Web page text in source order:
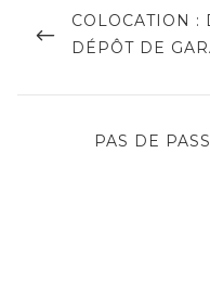
l’article
PREVIOUS
POST
COLOCATION :
DÉPÔT DE
NEXT
PAS DE